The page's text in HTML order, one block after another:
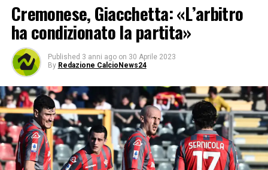
Cremonese, Giacchetta: «L’arbitro
ha condizionato la partita»
Published 3 anni ago on 30 Aprile 2023
By Redazione CalcioNews24